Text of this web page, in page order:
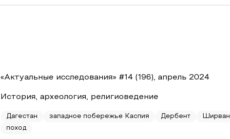
«Актуальные исследования» #14 (196), апрель 2024
История, археология, религиоведение
Дагестан западное побережье Каспия Дербент Ширван
поход